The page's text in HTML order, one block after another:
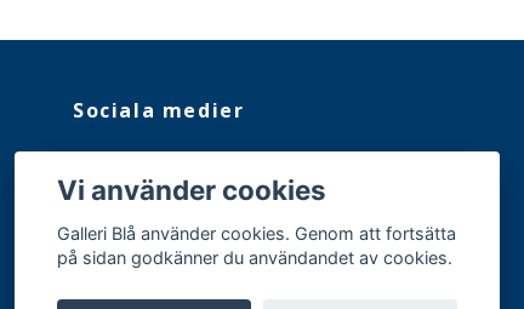
Sociala medier
Instagram
Vi använder cookies
Galleri Blå använder cookies. Genom att fortsätta
på sidan godkänner du användandet av cookies.